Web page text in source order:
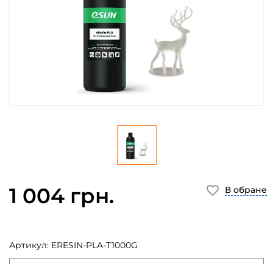
1 004 грн.
Артикул: ERESIN-PLA-T1000G
В обране